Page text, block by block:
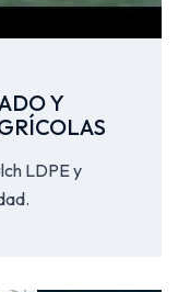
Y
LDPE y